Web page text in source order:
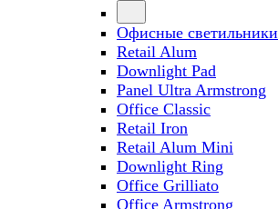
Офисные светильники
Retail Alum
Downlight Pad
Panel Ultra Armstrong
Office Classic
Retail Iron
Retail Alum Mini
Downlight Ring
Office Grilliato
Office Armstrong